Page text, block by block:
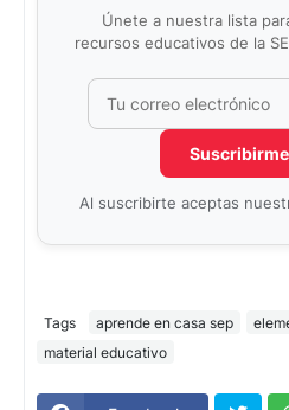
Únete a nuestra lista
recursos educativos de la
Al suscribirte aceptas
Tags aprende en casa sep
material educativo